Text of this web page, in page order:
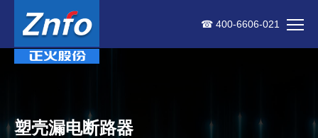
☎ 400-6606-021
塑壳漏电断路器